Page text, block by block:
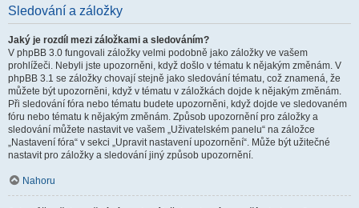
Sledování a záložky
Jaký je rozdíl mezi záložkami a sledováním?
V phpBB 3.0 fungovali záložky velmi podobně jako záložky ve vašem
prohlížeči. Nebyli jste upozorněni, když došlo v tématu k nějakým změnám. V
phpBB 3.1 se záložky chovají stejně jako sledování tématu, což znamená, že
můžete být upozorněni, když v tématu v záložkách dojde k nějakým změnám.
Při sledování fóra nebo tématu budete upozorněni, když dojde ve sledovaném
fóru nebo tématu k nějakým změnám. Způsob upozornění pro záložky a
sledování můžete nastavit ve vašem „Uživatelském panelu“ na záložce
„Nastavení fóra“ v sekci „Upravit nastavení upozornění“. Může být užitečné
nastavit pro záložky a sledování jiný způsob upozornění.
Nahoru